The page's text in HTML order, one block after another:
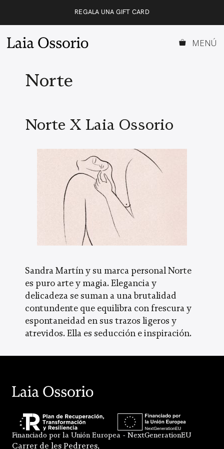
REGALA UNA GIFT CARD
MENÚ
Norte
Norte X Laia Ossorio
Sandra Martín y su marca personal Norte
es puro arte y magia. Elegancia y
delicadeza se suman a una brutalidad
contundente que equilibra con frescura y
espontaneidad en sus trazos ligeros y
atrevidos. Ella es seducción e inspiración.
Financiado por la Unión Europea - NextGenerationEU
Carrer de les Pedreres,